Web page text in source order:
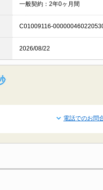
一般契約：2年0ヶ月間
C01009116-
2026/08/22
電話でのお問